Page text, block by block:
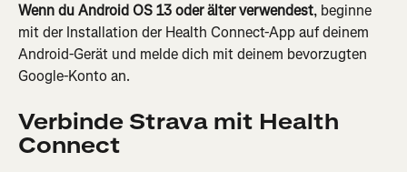
Wenn du Android OS 13 oder älter verwendest, beginne
mit der Installation der Health Connect-App auf deinem
Android-Gerät und melde dich mit deinem bevorzugten
Google-Konto an.
Verbinde Strava mit Health
Connect